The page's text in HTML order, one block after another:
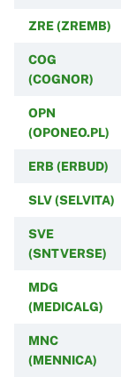
ZRE (ZREMB)
COG
(COGNOR)
OPN
(OPONEO.PL)
ERB (ERBUD)
SLV (SELVITA)
SVE
(SNTVERSE)
MDG
(MEDICALG)
MNC
(MENNICA)